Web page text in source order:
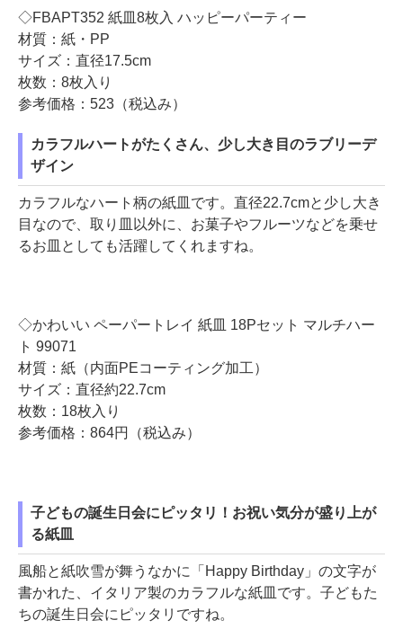
◇FBAPT352 紙皿8枚入 ハッピーパーティー
材質：紙・PP
サイズ：直径17.5cm
枚数：8枚入り
参考価格：523（税込み）
カラフルハートがたくさん、少し大き目のラブリーデ
ザイン
カラフルなハート柄の紙皿です。直径22.7cmと少し大き
目なので、取り皿以外に、お菓子やフルーツなどを乗せ
るお皿としても活躍してくれますね。
◇かわいい ペーパートレイ 紙皿 18Pセット マルチハー
ト 99071
材質：紙（内面PEコーティング加工）
サイズ：直径約22.7cm
枚数：18枚入り
参考価格：864円（税込み）
子どもの誕生日会にピッタリ！お祝い気分が盛り上が
る紙皿
風船と紙吹雪が舞うなかに「Happy Birthday」の文字が
書かれた、イタリア製のカラフルな紙皿です。子どもた
ちの誕生日会にピッタリですね。